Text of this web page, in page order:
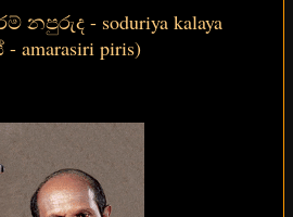
- soduriya kalaya
amarasiri piris)